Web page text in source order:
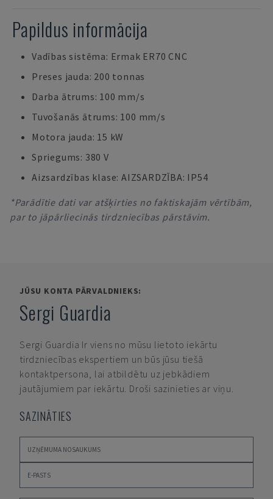
Papildus informācija
Vadības sistēma: Ermak ER70 CNC
Preses jauda: 200 tonnas
Darba ātrums: 100 mm/s
Tuvošanās ātrums: 100 mm/s
Motora jauda: 15 kW
Spriegums: 380 V
Aizsardzības klase: AIZSARDZĪBA: IP54
*Parādītie dati var atšķirties no faktiskajām vērtībām,
par to jāpārliecinās tirdzniecības pārstāvim.
JŪSU KONTA PĀRVALDNIEKS:
Sergi Guardia
Sergi Guardia Ir viens no mūsu lietoto iekārtu
tirdzniecības ekspertiem un būs jūsu tiešā
kontaktpersona, lai atbildētu uz jebkādiem
jautājumiem par iekārtu. Droši sazinieties ar viņu.
SAZINĀTIES